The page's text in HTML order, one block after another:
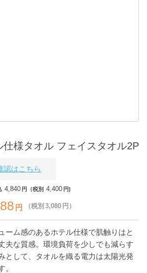
様タオル フェイスタオル2P
認はこちら
4,840 円（税別 4,400 円)
円 （税別 3,080 円）
ーム感のあるホテル仕様で肌触りはと
夫な質感。環境負荷を少しでも減らす
として、タオルを織る電力は太陽光発
。